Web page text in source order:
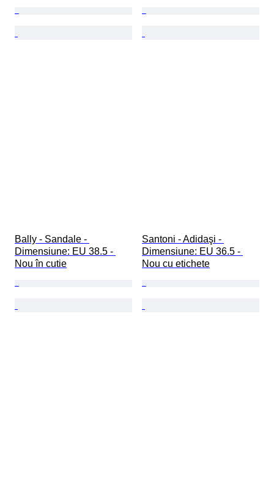
Bally - Sandale -
Dimensiune: EU 38.5 -
Nou în cutie
Santoni - Adidaşi -
Dimensiune: EU 36.5 -
Nou cu etichete